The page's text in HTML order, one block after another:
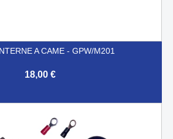
A CAME - GPW/M201
18,00 €